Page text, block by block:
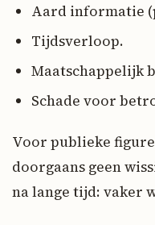
Aard informatie
Tijdsverloop.
Maatschappelijk
Schade voor
Voor publieke
doorgaans geen
na lange tijd: vaker